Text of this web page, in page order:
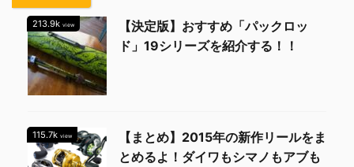
213.9k view
【決定版】おすすめ「パックロッ
ド」19シリーズを紹介する！！
115.7k view
【まとめ】2015年の新作リールをま
とめるよ！ダイワもシマノもアブも